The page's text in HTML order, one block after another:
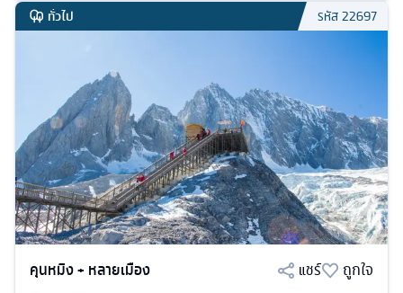
ทั่วไป รหัส22697
คุนหมิง + หลายเมือง แชร์
ถูกใจ